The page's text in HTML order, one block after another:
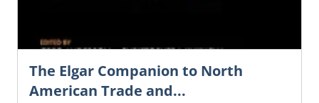
The Elgar Companion to North
American Trade and...